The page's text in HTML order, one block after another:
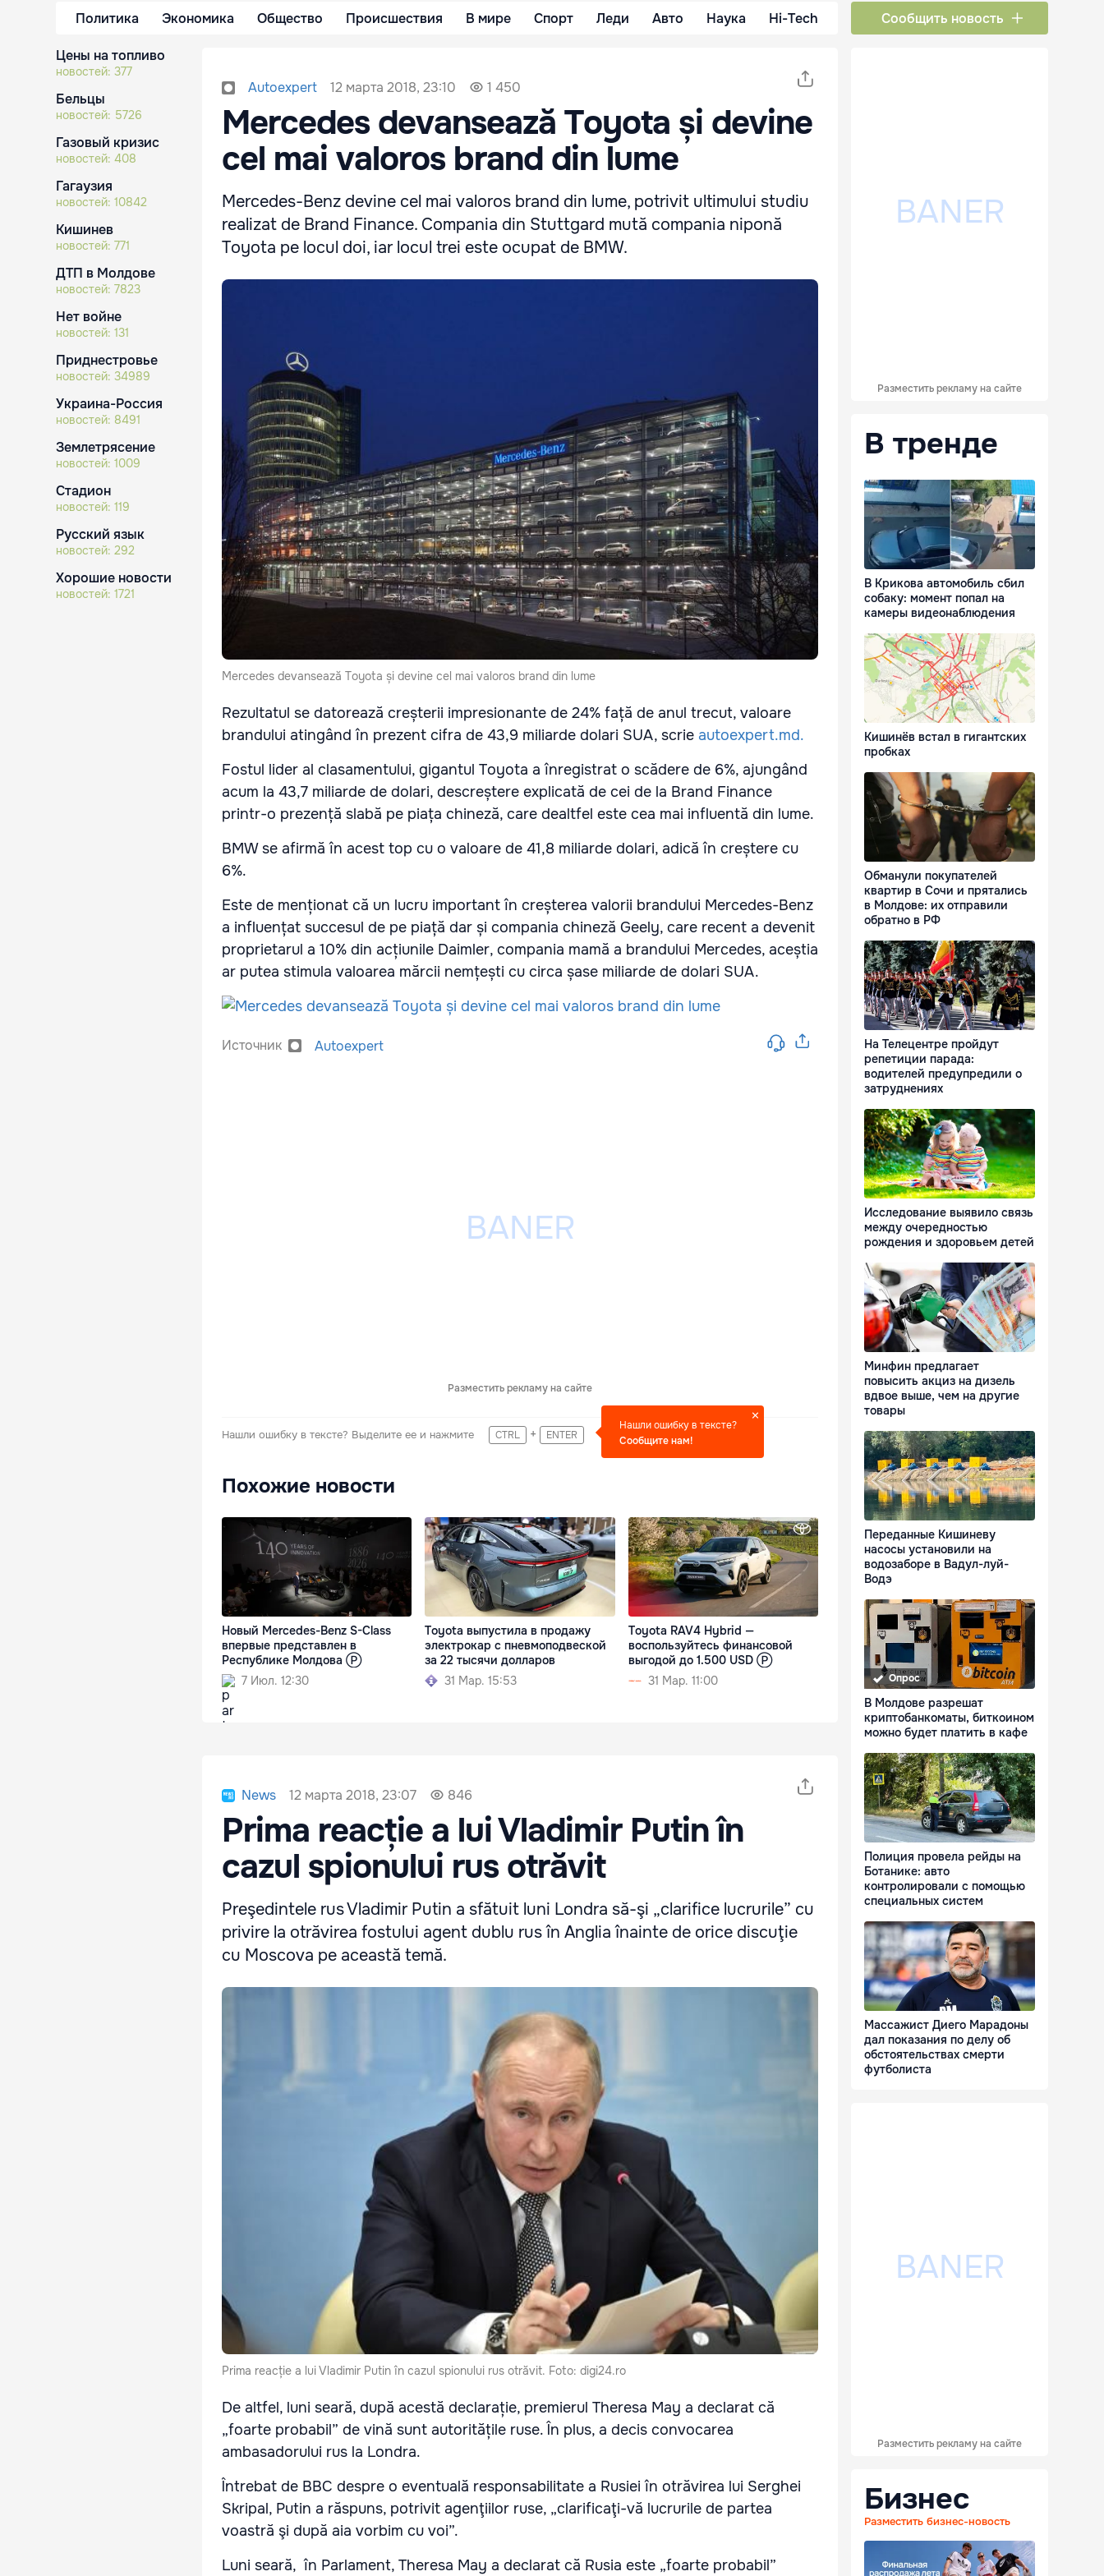
Политика Экономика Общество Происшествия В мире Спорт Леди Авто Наука Hi-Tech Сообщить новость
Цены на топливо
новостей: 377
Бельцы
новостей: 5726
Газовый кризис
новостей: 408
Гагаузия
новостей: 10842
Кишинев
новостей: 771
ДТП в Молдове
новостей: 7823
Нет войне
новостей: 131
Приднестровье
новостей: 34989
Украина-Россия
новостей: 8491
Землетрясение
новостей: 1009
Стадион
новостей: 119
Русский язык
новостей: 292
Хорошие новости
новостей: 1721
Autoexpert 12 марта 2018, 23:10 1 450
Mercedes devansează Toyota și devine
cel mai valoros brand din lume
Mercedes-Benz devine cel mai valoros brand din lume, potrivit ultimului studiu
realizat de Brand Finance. Compania din Stuttgard mută compania niponă
Toyota pe locul doi, iar locul trei este ocupat de BMW.
Mercedes devansează Toyota și devine cel mai valoros brand din lume
Rezultatul se datorează creșterii impresionante de 24% față de anul trecut, valoare
brandului atingând în prezent cifra de 43,9 miliarde dolari SUA, scrie autoexpert.md.
Fostul lider al clasamentului, gigantul Toyota a înregistrat o scădere de 6%, ajungând
acum la 43,7 miliarde de dolari, descreștere explicată de cei de la Brand Finance
printr-o prezență slabă pe piața chineză, care dealtfel este cea mai influentă din lume.
BMW se afirmă în acest top cu o valoare de 41,8 miliarde dolari, adică în creștere cu
6%.
Este de menționat că un lucru important în creșterea valorii brandului Mercedes-Benz
a influențat succesul de pe piață dar și compania chineză Geely, care recent a devenit
proprietarul a 10% din acțiunile Daimler, compania mamă a brandului Mercedes, aceștia
ar putea stimula valoarea mărcii nemțești cu circa șase miliarde de dolari SUA.
Источник Autoexpert
Разместить рекламу на сайте
Нашли ошибку в тексте? Выделите ее и нажмите CTRL + ENTER
Нашли ошибку в тексте?
Сообщите нам!
Похожие новости
Новый Mercedes-Benz S-Class
впервые представлен в
Республике Молдова Ⓟ
7 Июл. 12:30
Toyota выпустила в продажу
электрокар c пневмоподвеской
за 22 тысячи долларов
31 Мар. 15:53
Toyota RAV4 Hybrid —
воспользуйтесь финансовой
выгодой до 1.500 USD Ⓟ
31 Мар. 11:00
News 12 марта 2018, 23:07 846
Prima reacție a lui Vladimir Putin în
cazul spionului rus otrăvit
Preşedintele rus Vladimir Putin a sfătuit luni Londra să-şi „clarifice lucrurile” cu
privire la otrăvirea fostului agent dublu rus în Anglia înainte de orice discuţie
cu Moscova pe această temă.
Prima reacție a lui Vladimir Putin în cazul spionului rus otrăvit. Foto: digi24.ro
De altfel, luni seară, după acestă declarație, premierul Theresa May a declarat că
„foarte probabil” de vină sunt autoritățile ruse. În plus, a decis convocarea
ambasadorului rus la Londra.
Întrebat de BBC despre o eventuală responsabilitate a Rusiei în otrăvirea lui Serghei
Skripal, Putin a răspuns, potrivit agenţiilor ruse, „clarificaţi-vă lucrurile de partea
voastră şi după aia vorbim cu voi”.
Luni seară, în Parlament, Theresa May a declarat că Rusia este „foarte probabil”
Разместить рекламу на сайте
В тренде
В Крикова автомобиль сбил
собаку: момент попал на
камеры видеонаблюдения
Кишинёв встал в гигантских
пробках
Обманули покупателей
квартир в Сочи и прятались
в Молдове: их отправили
обратно в РФ
На Телецентре пройдут
репетиции парада:
водителей предупредили о
затруднениях
Исследование выявило связь
между очередностью
рождения и здоровьем детей
Минфин предлагает
повысить акциз на дизель
вдвое выше, чем на другие
товары
Переданные Кишиневу
насосы установили на
водозаборе в Вадул-луй-
Водэ
Опрос
В Молдове разрешат
криптобанкоматы, биткоином
можно будет платить в кафе
Полиция провела рейды на
Ботанике: авто
контролировали с помощью
специальных систем
Массажист Диего Марадоны
дал показания по делу об
обстоятельствах смерти
футболиста
Разместить рекламу на сайте
Бизнес
Разместить бизнес-новость